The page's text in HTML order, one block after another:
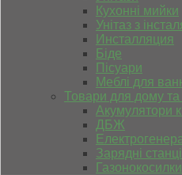
Кухонні мийки
Унітаз з
Инсталляция
Біде
Пісуари
Меблі для
Товари для дому та
Акумулятори
ДБЖ
Зарядні
Газонокосилки